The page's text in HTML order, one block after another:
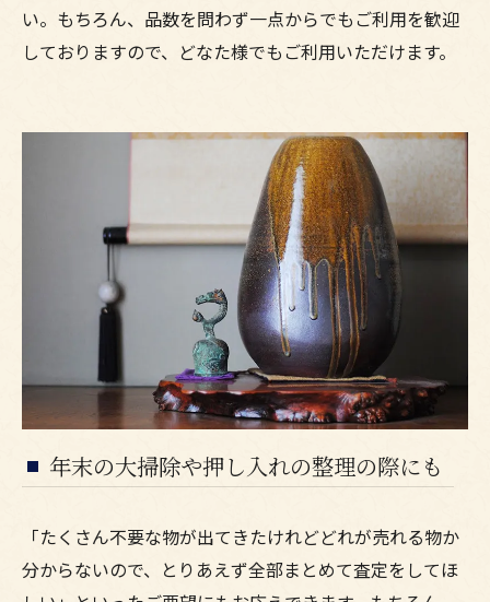
い。もちろん、品数を問わず一点からでもご利用を歓迎
しておりますので、どなた様でもご利用いただけます。
年末の大掃除や押し入れの整理の際にも
「たくさん不要な物が出てきたけれどどれが売れる物か
分からないので、とりあえず全部まとめて査定をしてほ